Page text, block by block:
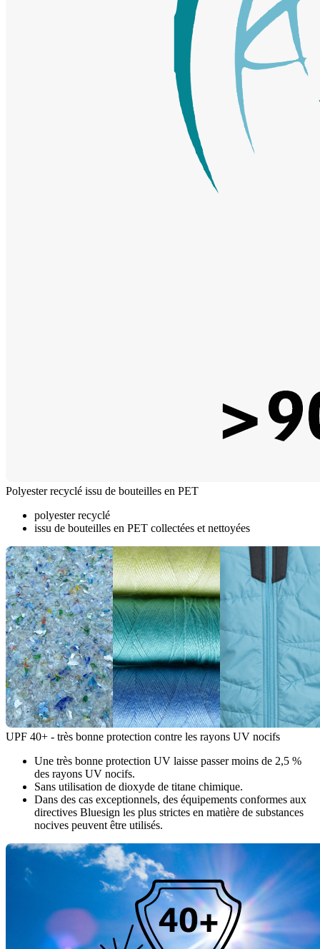
Polyester recyclé issu de bouteilles en PET
polyester recyclé
issu de bouteilles en PET collectées et nettoyées
UPF 40+ - très bonne protection contre les rayons UV nocifs
Une très bonne protection UV laisse passer moins de 2,5 %
des rayons UV nocifs.
Sans utilisation de dioxyde de titane chimique.
Dans des cas exceptionnels, des équipements conformes aux
directives Bluesign les plus strictes en matière de substances
nocives peuvent être utilisés.